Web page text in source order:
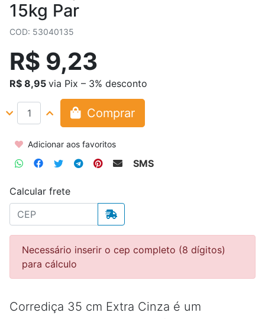
15kg Par
COD: 53040135
R$ 9,23
R$ 8,95 via Pix – 3% desconto
Comprar
Adicionar aos favoritos
SMS
Calcular frete
Necessário inserir o cep completo (8 dígitos)
para cálculo
Corrediça 35 cm Extra Cinza é um